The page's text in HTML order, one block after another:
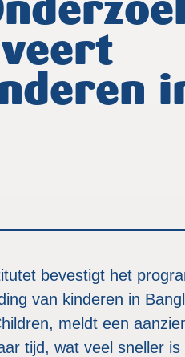
bevestigt het
van kinderen in
meldt een
tijd, wat veel sneller